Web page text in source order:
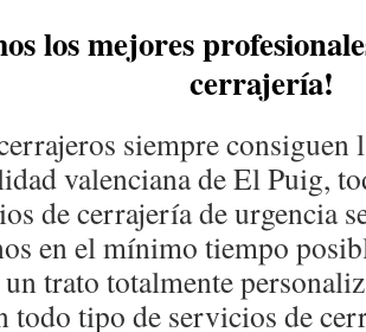
los mejores
cerrajería!
siempre
valenciana de El Puig,
de cerrajería de urgencia
en el mínimo tiempo
trato totalmente
todo tipo de servicios de